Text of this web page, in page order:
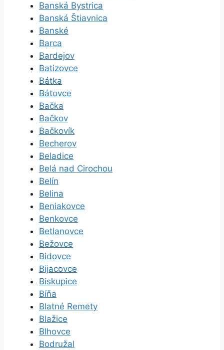
Banská Bystrica
Banská Štiavnica
Banské
Barca
Bardejov
Batizovce
Bátka
Bátovce
Bačka
Bačkov
Bačkovík
Becherov
Beladice
Belá nad Cirochou
Belín
Belina
Beniakovce
Benkovce
Betlanovce
Bežovce
Bidovce
Bijacovce
Biskupice
Bíňa
Blatné Remety
Blažice
Blhovce
Bodružal